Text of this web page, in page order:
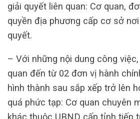
giải quyết liên quan: Cơ quan,
quyền địa phương cấp cơ sở
quyết.
– Với những nội dung công
quan đến từ 02 đơn vị hành
hình thành sau sắp xếp trở lên
quá phức tạp: Cơ quan chuyên
khác thuộc UBND cấp tỉnh tiếp